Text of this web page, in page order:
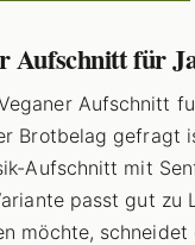
Aufschnitt für
Aufschnitt
Brotbelag gefragt
Aufschnitt mit
passt gut zu
möchte,